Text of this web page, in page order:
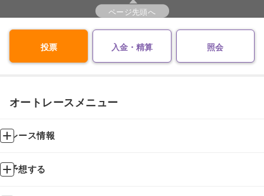
ページ先頭へ
投票 入金・精算 照会
オートレースメニュー
レース情報
予想する